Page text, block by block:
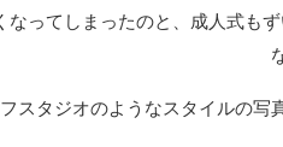
ってしまったのと、成人式も
スタジオのようなスタイルの写